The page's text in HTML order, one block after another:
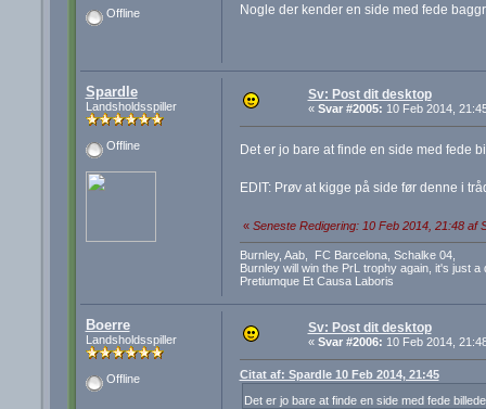
Offline Nogle der kender en side med fede
Spardle
Landsholdsspiller
Offline
Sv: Post dit desktop
« Svar #2005: 10 Feb 2014,
Det er jo bare at finde en side med fede
EDIT: Prøv at kigge på side før denne i
« Seneste Redigering: 10 Feb 2014, 21:48 af
Burnley, Aab, FC Barcelona, Schalke 04,
Burnley will win the PrL trophy again, it's just a
Pretiumque Et Causa Laboris
Boerre
Landsholdsspiller
Offline
Sv: Post dit desktop
« Svar #2006: 10 Feb 2014,
Citat af: Spardle 10 Feb 2014, 21:45
Det er jo bare at finde en side med fede